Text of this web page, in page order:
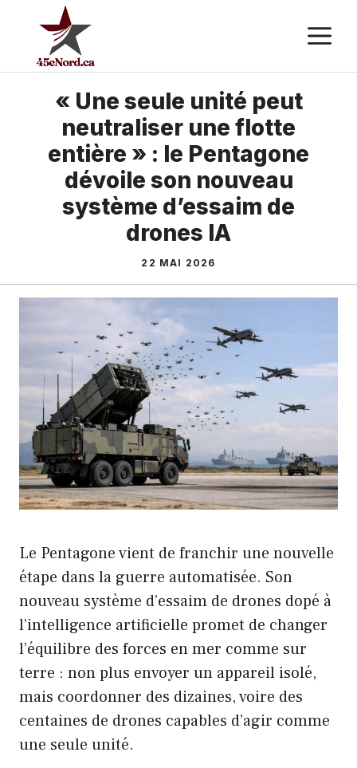
contenu
« Une seule unité peut
neutraliser une flotte
entière » : le Pentagone
dévoile son nouveau
système d’essaim de
drones IA
22 MAI 2026
Le Pentagone vient de franchir une nouvelle
étape dans la guerre automatisée. Son
nouveau système d’essaim de drones dopé à
l’intelligence artificielle promet de changer
l’équilibre des forces en mer comme sur
terre : non plus envoyer un appareil isolé,
mais coordonner des dizaines, voire des
centaines de drones capables d’agir comme
une seule unité.